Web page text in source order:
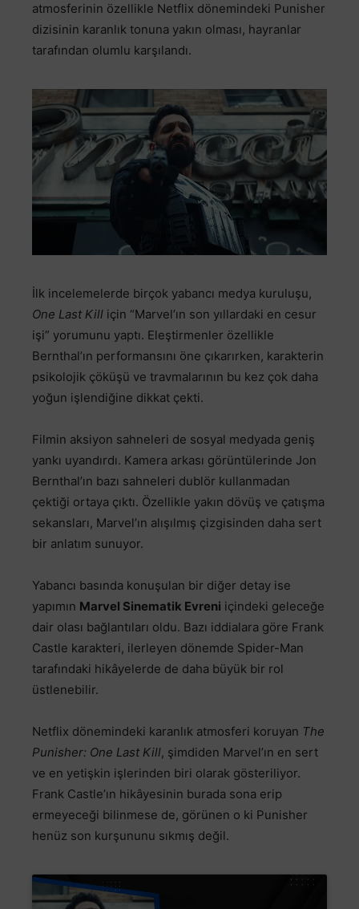
atmosferinin özellikle Netflix dönemindeki Punisher
dizisinin karanlık tonuna yakın olması, hayranlar
tarafından olumlu karşılandı.
İlk incelemelerde birçok yabancı medya kuruluşu,
One Last Kill için “Marvel’ın son yıllardaki en cesur
işi” yorumunu yaptı. Eleştirmenler özellikle
Bernthal’ın performansını öne çıkarırken, karakterin
psikolojik çöküşü ve travmalarının bu kez çok daha
yoğun işlendiğine dikkat çekti.
Filmin aksiyon sahneleri de sosyal medyada geniş
yankı uyandırdı. Kamera arkası görüntülerinde Jon
Bernthal’ın bazı sahneleri dublör kullanmadan
çektiği ortaya çıktı. Özellikle yakın dövüş ve çatışma
sekansları, Marvel’ın alışılmış çizgisinden daha sert
bir anlatım sunuyor.
Yabancı basında konuşulan bir diğer detay ise
yapımın Marvel Sinematik Evreni içindeki geleceğe
dair olası bağlantıları oldu. Bazı iddialara göre Frank
Castle karakteri, ilerleyen dönemde Spider-Man
tarafındaki hikâyelerde de daha büyük bir rol
üstlenebilir.
Netflix dönemindeki karanlık atmosferi koruyan The
Punisher: One Last Kill, şimdiden Marvel’ın en sert
ve en yetişkin işlerinden biri olarak gösteriliyor.
Frank Castle’ın hikâyesinin burada sona erip
ermeyeceği bilinmese de, görünen o ki Punisher
henüz son kurşununu sıkmış değil.